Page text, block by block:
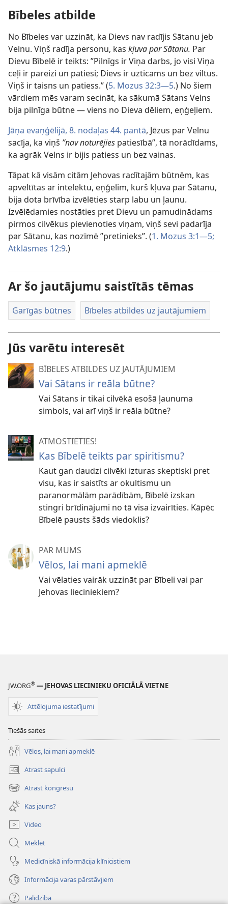
Bībeles atbilde
No Bībeles var uzzināt, ka Dievs nav radījis Sātanu jeb
Velnu. Viņš radīja personu, kas kļuva par Sātanu. Par
Dievu Bībelē ir teikts: ”Pilnīgs ir Viņa darbs, jo visi Viņa
ceļi ir pareizi un patiesi; Dievs ir uzticams un bez viltus.
Viņš ir taisns un patiess.” (5. Mozus 32:3—5.) No šiem
vārdiem mēs varam secināt, ka sākumā Sātans Velns
bija pilnīga būtne — viens no Dieva dēliem, eņģeļiem.
Jāņa evaņģēlijā, 8. nodaļas 44. pantā, Jēzus par Velnu
sacīja, ka viņš ”nav noturējies patiesībā”, tā norādīdams,
ka agrāk Velns ir bijis patiess un bez vainas.
Tāpat kā visām citām Jehovas radītajām būtnēm, kas
apveltītas ar intelektu, eņģelim, kurš kļuva par Sātanu,
bija dota brīvība izvēlēties starp labu un ļaunu.
Izvēlēdamies nostāties pret Dievu un pamudinādams
pirmos cilvēkus pievienoties viņam, viņš sevi padarīja
par Sātanu, kas nozīmē ”pretinieks”. (1. Mozus 3:1—5;
Atklāsmes 12:9.)
Ar šo jautājumu saistītās tēmas
Garīgās būtnes Bībeles atbildes uz jautājumiem
Jūs varētu interesēt
BĪBELES ATBILDES UZ JAUTĀJUMIEM
Vai Sātans ir reāla būtne?
Vai Sātans ir tikai cilvēkā esošā ļaunuma
simbols, vai arī viņš ir reāla būtne?
ATMOSTIETIES!
Kas Bībelē teikts par spiritismu?
Kaut gan daudzi cilvēki izturas skeptiski pret
visu, kas ir saistīts ar okultismu un
paranormālām parādībām, Bībelē izskan
stingri brīdinājumi no tā visa izvairīties. Kāpēc
Bībelē pausts šāds viedoklis?
PAR MUMS
Vēlos, lai mani apmeklē
Vai vēlaties vairāk uzzināt par Bībeli vai par
Jehovas lieciniekiem?
JW.ORG® — JEHOVAS LIECINIEKU OFICIĀLĀ VIETNE
Attēlojuma iestatījumi
Tiešās saites
Vēlos, lai mani apmeklē
Atrast sapulci
(opens
new
window)
Atrast kongresu
(opens
new
window)
Kas jauns?
Video
Meklēt
Medicīniskā informācija klīnicistiem
Informācija varas pārstāvjiem
Palīdzība